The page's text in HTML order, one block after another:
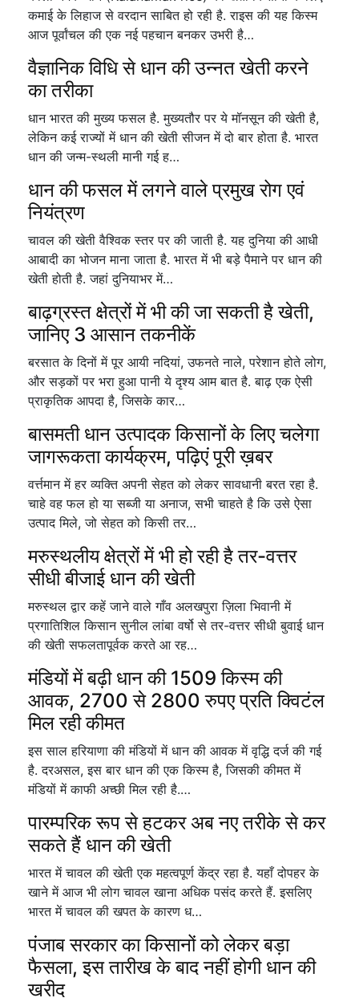
कमाई के लिहाज से वरदान साबित हो रही है. राइस की यह किस्म
आज पूर्वांचल की एक नई पहचान बनकर उभरी है…
वैज्ञानिक विधि से धान की उन्नत खेती करने
का तरीका
धान भारत की मुख्य फसल है. मुख्यतौर पर ये मॉनसून की खेती है,
लेकिन कई राज्यों में धान की खेती सीजन में दो बार होता है. भारत
धान की जन्म-स्थली मानी गई ह…
धान की फसल में लगने वाले प्रमुख रोग एवं
नियंत्रण
चावल की खेती वैश्विक स्तर पर की जाती है. यह दुनिया की आधी
आबादी का भोजन माना जाता है. भारत में भी बड़े पैमाने पर धान की
खेती होती है. जहां दुनियाभर में…
बाढ़ग्रस्त क्षेत्रों में भी की जा सकती है खेती,
जानिए 3 आसान तकनीकें
बरसात के दिनों में पूर आयी नदियां, उफनते नाले, परेशान होते लोग,
और सड़कों पर भरा हुआ पानी ये दृश्य आम बात है. बाढ़ एक ऐसी
प्राकृतिक आपदा है, जिसके कार…
बासमती धान उत्पादक किसानों के लिए चलेगा
जागरूकता कार्यक्रम, पढ़िएं पूरी ख़बर
वर्त्तमान में हर व्यक्ति अपनी सेहत को लेकर सावधानी बरत रहा है.
चाहे वह फल हो या सब्जी या अनाज, सभी चाहते है कि उसे ऐसा
उत्पाद मिले, जो सेहत को किसी तर…
मरुस्थलीय क्षेत्रों में भी हो रही है तर-वत्तर
सीधी बीजाई धान की खेती
मरुस्थल द्वार कहें जाने वाले गाँव अलखपुरा ज़िला भिवानी में
प्रगातिशिल किसान सुनील लांबा वर्षो से तर-वत्तर सीधी बुवाई धान
की खेती सफलतापूर्वक करते आ रह…
मंडियों में बढ़ी धान की 1509 किस्म की
आवक, 2700 से 2800 रुपए प्रति क्विटंल
मिल रही कीमत
इस साल हरियाणा की मंडियों में धान की आवक में वृद्धि दर्ज की गई
है. दरअसल, इस बार धान की एक किस्म है, जिसकी कीमत में
मंडियों में काफी अच्छी मिल रही है.…
पारम्परिक रूप से हटकर अब नए तरीके से कर
सकते हैं धान की खेती
भारत में चावल की खेती एक महत्वपूर्ण केंद्र रहा है. यहाँ दोपहर के
खाने में आज भी लोग चावल खाना अधिक पसंद करते हैं. इसलिए
भारत में चावल की खपत के कारण ध…
पंजाब सरकार का किसानों को लेकर बड़ा
फैसला, इस तारीख के बाद नहीं होगी धान की
खरीद